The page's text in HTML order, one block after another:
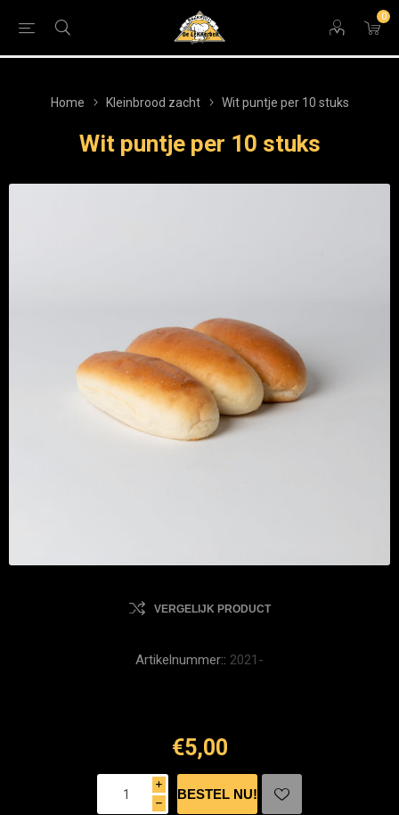
0
Home Kleinbrood zacht Wit puntje per 10 stuks
Wit puntje per 10 stuks
VERGELIJK PRODUCT
Artikelnummer:: 2021-
€5,00
i
h